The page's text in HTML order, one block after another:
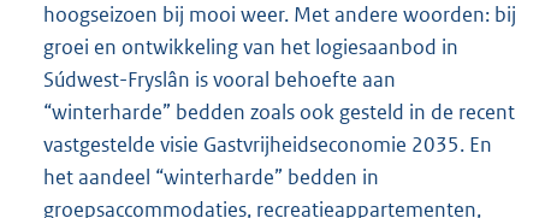
hoogseizoen bij mooi weer. Met andere woorden: bij
groei en ontwikkeling van het logiesaanbod in
Súdwest-Fryslân is vooral behoefte aan
“winterharde” bedden zoals ook gesteld in de recent
vastgestelde visie Gastvrijheidseconomie 2035. En
het aandeel “winterharde” bedden in
groepsaccommodaties, recreatieappartementen,